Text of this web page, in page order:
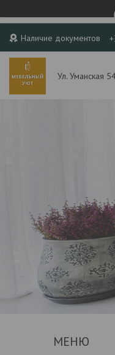
Наличие документов
Ул. Уманская